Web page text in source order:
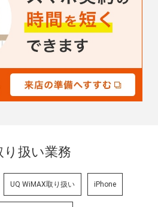
り扱い業務
UQ WiMAX取り扱い iPhone